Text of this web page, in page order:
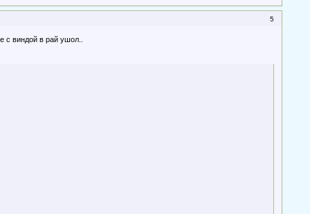
5
с виндой в рай ушол..